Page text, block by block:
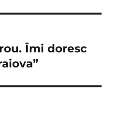
Îmi doresc